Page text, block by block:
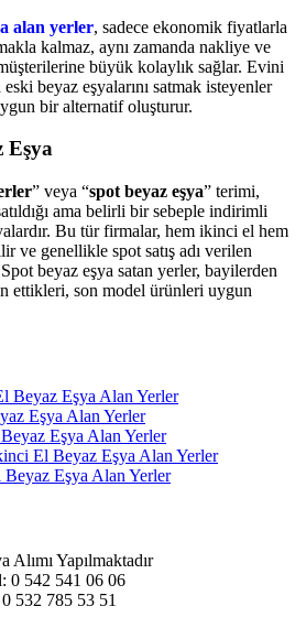
alan yerler, sadece ekonomik fiyatlarla
kalmaz, aynı zamanda nakliye ve
büyük kolaylık sağlar. Evini
beyaz eşyalarını satmak isteyenler
bir alternatif oluşturur.
Eşya
” veya “spot beyaz eşya” terimi,
ama belirli bir sebeple indirimli
Bu tür firmalar, hem ikinci el hem
ve genellikle spot satış adı verilen
beyaz eşya satan yerler, bayilerden
ettikleri, son model ürünleri uygun
Beyaz Eşya Alan Yerler
Eşya Alan Yerler
Eşya Alan Yerler
El Beyaz Eşya Alan Yerler
Eşya Alan Yerler
Alımı Yapılmaktadır
0 542 541 06 06
532 785 53 51